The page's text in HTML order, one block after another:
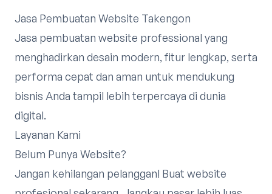
Jasa Pembuatan Website Takengon
Jasa pembuatan website professional yang
menghadirkan desain modern, fitur lengkap, serta
performa cepat dan aman untuk mendukung
bisnis Anda tampil lebih terpercaya di dunia
digital.
Layanan Kami
Belum Punya Website?
Jangan kehilangan pelanggan! Buat website